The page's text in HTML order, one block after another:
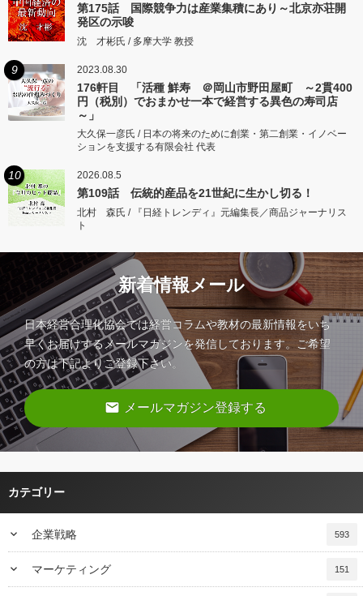
第175話 国際競争力は産業集積にあり～北京亦荘開
発区の示唆
沈 才彬氏 / 多摩大学 教授
9 2023.08.30
176軒目 「活種 鮮寿 ＠岡山市野田屋町 ～2貫400
円（税別）でおまかせ一本で経営する異色の寿司店
～」
大久保一彦氏 / 日本の将来のために創業・第二創業・イノベー
ションを支援する有限会社 代表
10 2026.08.5
第109話 伝統的産品を21世紀に生かし切る！
北村 森氏 / 『日経トレンディ』元編集長／商品ジャーナリス
ト
新着情報メール
日本経営合理化協会では経営コラムや教材の最新情報をいち
早くお届けするメールマガジンを発信しております。ご希望
の方は下記よりご登録下さい。
email メールマガジン登録する
カテゴリー
keyboard_arrow_down 企業戦略 593
keyboard_arrow_down マーケティング 151